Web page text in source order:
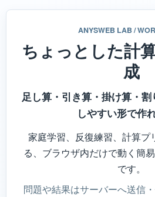
ANYSWEB LAB /
ちょっとした計
成
足し算・引き算・掛け算・
しやすい形で作
家庭学習、反復練習、計算プ
る、ブラウザ内だけで動く簡
です。
問題や結果はサーバーへ送信